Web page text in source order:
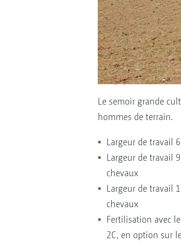
Le semoir grande
hommes de terrain.
Largeur de travail
Largeur de travail
chevaux
Largeur de travail
chevaux
Fertilisation avec
2C, en option sur